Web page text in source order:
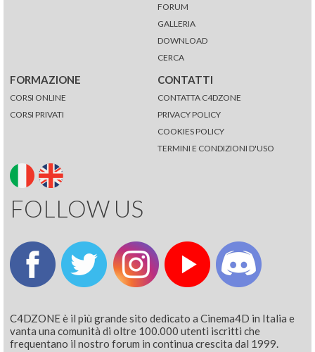
FORUM
GALLERIA
DOWNLOAD
CERCA
FORMAZIONE
CORSI ONLINE
CORSI PRIVATI
CONTATTI
CONTATTA C4DZONE
PRIVACY POLICY
COOKIES POLICY
TERMINI E CONDIZIONI D'USO
FOLLOW US
C4DZONE è il più grande sito dedicato a Cinema4D in Italia e
vanta una comunità di oltre 100.000 utenti iscritti che
frequentano il nostro forum in continua crescita dal 1999.